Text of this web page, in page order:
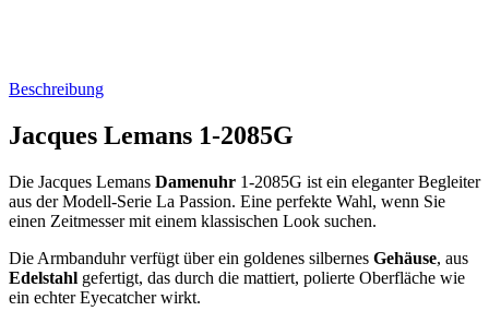
Beschreibung
Jacques Lemans 1-2085G
Die Jacques Lemans Damenuhr 1-2085G ist ein eleganter Begleiter
aus der Modell-Serie La Passion. Eine perfekte Wahl, wenn Sie
einen Zeitmesser mit einem klassischen Look suchen.
Die Armbanduhr verfügt über ein goldenes silbernes Gehäuse, aus
Edelstahl gefertigt, das durch die mattiert, polierte Oberfläche wie
ein echter Eyecatcher wirkt.